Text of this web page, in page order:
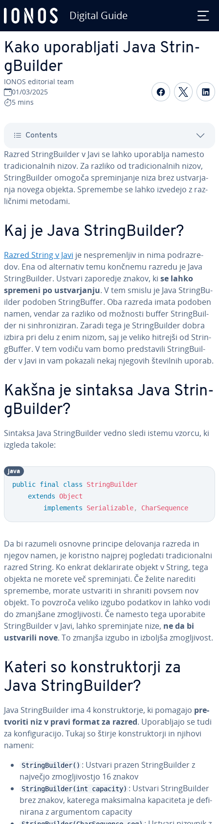
Digital Guide
Kako upo­ra­blja­ti Java Strin­
gBu­il­der
IONOS editorial team
01/03/2025
5 mins
Share on
Contents
Razred Strin­gBu­il­der v Javi se lahko uporablja namesto
tra­di­ci­o­nal­nih nizov. Za razliko od tra­di­ci­o­nal­nih nizov,
Strin­gBu­il­der omogoča spre­mi­nja­nje niza brez ustvar­ja­
nja novega objekta. Spremembe se lahko izvedejo z raz­
lič­ni­mi metodami.
Kaj je Java Strin­gBu­il­der?
Razred String v Javi je ne­spre­men­ljiv in nima po­d­ra­zre­
dov. Ena od al­ter­na­tiv temu končnemu razredu je Java
Strin­gBu­il­der. Ustvari zaporedje znakov, ki se lahko
spremeni po ustvar­ja­nju. V tem smislu je Java Strin­gBu­
il­der podoben Strin­gBu­ffer. Oba razreda imata podoben
namen, vendar za razliko od možnosti buffer Strin­gBu­il­
der ni sin­hro­ni­zi­ran. Zaradi tega je Strin­gBu­il­der dobra
izbira pri delu z enim nizom, saj je veliko hitrejši od Strin­
gBu­ffer. V tem vodiču vam bomo pred­sta­vi­li Strin­gBu­il­
der v Javi in vam pokazali nekaj njegovih številnih uporab.
Kakšna je sintaksa Java Strin­
gBu­il­der?
Sintaksa Java Strin­gBu­il­der vedno sledi istemu vzorcu, ki
izgleda takole:
public final class
StringBuilder
extends Object
implements
Serializable, CharSequence
java
Da bi razumeli osnovne principe delovanja razreda in
njegov namen, je koristno najprej pogledati tra­di­ci­o­nal­ni
razred String. Ko enkrat de­kla­ri­ra­te objekt v String, tega
objekta ne morete več spre­mi­nja­ti. Če želite narediti
spremembe, morate ustvariti in shraniti povsem nov
objekt. To povzroča veliko izgubo podatkov in lahko vodi
do zmanjšane zmo­glji­vo­sti. Če namesto tega uporabite
Strin­gBu­il­der v Javi, lahko spre­mi­nja­te nize, ne da bi
ustvarili nove. To zmanjša izgubo in izboljša zmo­glji­vost.
Kateri so kon­struk­tor­ji za
Java Strin­gBu­il­der?
Java Strin­gBu­il­der ima 4 kon­struk­tor­je, ki pomagajo pre­
tvo­ri­ti niz v pravi format za razred. Upo­ra­blja­jo se tudi
za kon­fi­gu­ra­ci­jo. Tukaj so štirje kon­struk­tor­ji in njihovi
nameni:
StringBuilder() : Ustvari prazen Strin­gBu­il­der z
največjo zmo­glji­vo­stjo 16 znakov
StringBuilder(int capacity) : Ustvari Strin­gBu­il­der
brez znakov, katerega ma­ksi­mal­na ka­pa­ci­te­ta je de­fi­
ni­ra­na z ar­gu­men­tom capacity